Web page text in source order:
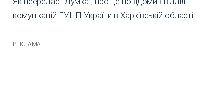
комунікацій ГУНП України в Харківській області.